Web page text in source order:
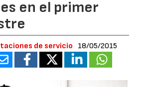
en el primer
de servicio 18/05/2015